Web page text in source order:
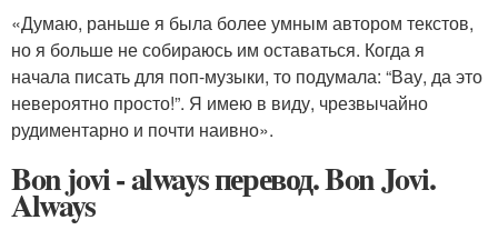
«Думаю, раньше я была более умным автором текстов,
но я больше не собираюсь им оставаться. Когда я
начала писать для поп-музыки, то подумала: “Вау, да это
невероятно просто!”. Я имею в виду, чрезвычайно
рудиментарно и почти наивно».
Bon jovi - always перевод. Bon Jovi.
Always